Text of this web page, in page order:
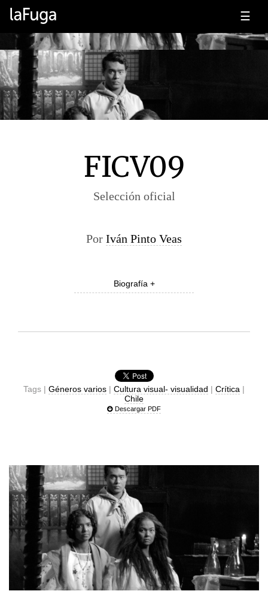
☰
FICV09
Selección oficial
Por Iván Pinto Veas
Biografía +
Tags | Géneros varios | Cultura visual- visualidad | Crítica |
Chile
Descargar PDF